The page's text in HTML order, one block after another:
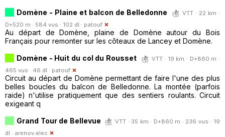
Domène - Plaine et balcon de Belledonne
VTT · 22 km ·
D+520 m · 584 vus · 102 dl · patouf
Au départ de Domène, plaine de Domène autour du Bois
Français pour remonter sur les côteaux de Lancey et Domène.
Domène - Huit du col du Rousset
VTT · 19 km · D+860 m ·
465 vus · 46 dl · patouf
Circuit au départ de Domène permettant de faire l'une des plus
belles boucles du balcon de Belledonne. La montée (parfois
raide) n'utilise pratiquement que des sentiers roulants. Circuit
exigeant q
Grand Tour de Bellevue
VTT · 35 km · D+860 m · 236 vus · 19
dl · arenov.elec